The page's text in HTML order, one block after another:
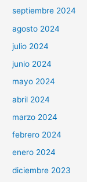
septiembre 2024
agosto 2024
julio 2024
junio 2024
mayo 2024
abril 2024
marzo 2024
febrero 2024
enero 2024
diciembre 2023